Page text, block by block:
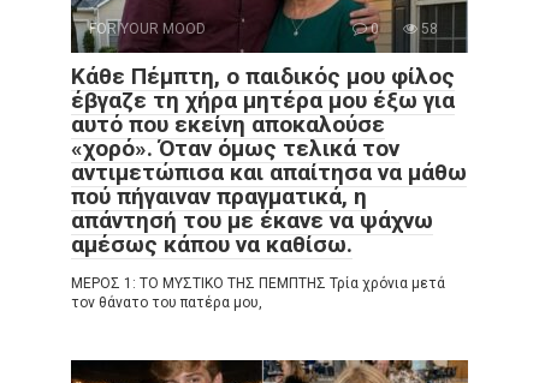
FOR YOUR MOOD 0 58
Κάθε Πέμπτη, ο παιδικός μου φίλος
έβγαζε τη χήρα μητέρα μου έξω για
αυτό που εκείνη αποκαλούσε
«χορό». Όταν όμως τελικά τον
αντιμετώπισα και απαίτησα να μάθω
πού πήγαιναν πραγματικά, η
απάντησή του με έκανε να ψάχνω
αμέσως κάπου να καθίσω.
ΜΕΡΟΣ 1: ΤΟ ΜΥΣΤΙΚΟ ΤΗΣ ΠΕΜΠΤΗΣ Τρία χρόνια μετά
τον θάνατο του πατέρα μου,